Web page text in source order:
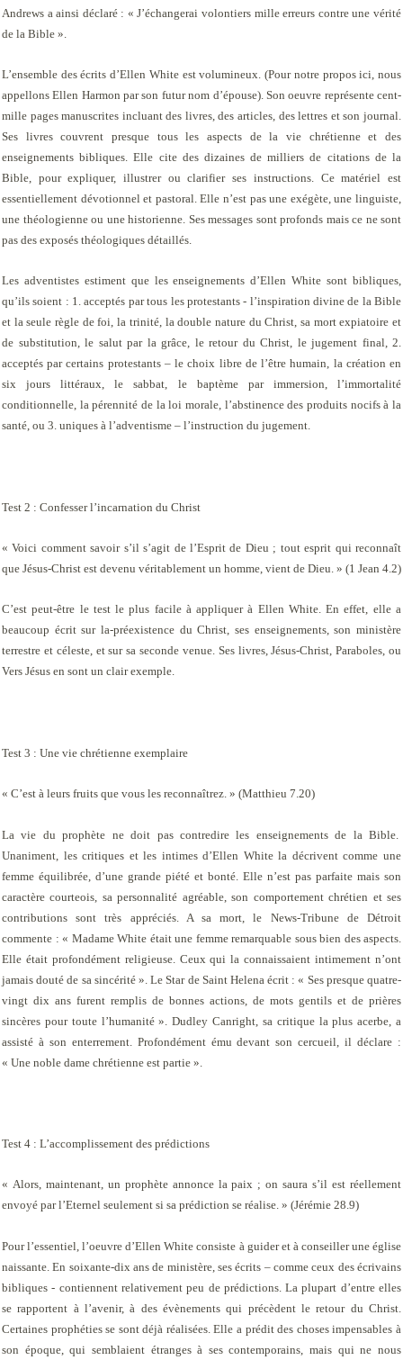
Andrews a ainsi déclaré : « J’échangerai volontiers mille erreurs contre une vérité
de la Bible ».
L’ensemble des écrits d’Ellen White est volumineux.(Pour notre propos ici, nous
appellons Ellen Harmon par son futur nom d’épouse).Son oeuvre représente cent-
mille pages manuscrites incluant des livres, des articles, des lettres et son journal.
Ses livres couvrent presque tous les aspects de la vie chrétienne et des
enseignements bibliques. Elle cite des dizaines de milliers de citations de la
Bible, pour expliquer, illustrer ou clarifier ses instructions. Ce matériel est
essentiellement dévotionnel et pastoral. Elle n’est pas une exégète, une linguiste,
une théologienne ou une historienne. Ses messages sont profonds mais ce ne sont
pas des exposés théologiques détaillés.
Les adventistes estiment que les enseignements d’Ellen White sont bibliques,
qu’ils soient : 1. acceptés par tous les protestants - l’inspiration divine de la Bible
et la seule règle de foi, la trinité, la double nature du Christ, sa mort expiatoire et
de substitution, le salut par la grâce, le retour du Christ, le jugement final, 2.
acceptés par certains protestants –le choix libre de l’être humain, la création en
six jours littéraux, le sabbat, le baptème par immersion, l’immortalité
conditionnelle, la pérennité de la loi morale, l’abstinence des produits nocifs à la
santé, ou 3. uniques à l’adventisme – l’instruction du jugement.
Test 2 : Confesser l’incarnation du Christ
« Voici comment savoir s’il s’agit de l’Esprit de Dieu ; tout esprit qui reconnaît
que Jésus-Christ est devenu véritablement un homme, vient de Dieu. » (1 Jean 4.2)
C’est peut-être le test le plus facile à appliquer à Ellen White. En effet, elle a
beaucoup écrit sur la-préexistence du Christ, ses enseignements, son ministère
terrestre et céleste, et sur sa seconde venue. Ses livres,Jésus-Christ, Paraboles, ou
Vers Jésus en sont un clair exemple.
Test 3 : Une vie chrétienne exemplaire
« C’est à leurs fruits que vous les reconnaîtrez. » (Matthieu 7.20)
La vie du prophète ne doit pas contredire les enseignements de la Bible.
Unaniment, les critiques et les intimes d’Ellen White la décrivent comme une
femme équilibrée, d’une grande piété et bonté. Elle n’est pas parfaite mais son
caractère courteois, sa personnalité agréable, son comportement chrétien et ses
contributions sont très appréciés. A sa mort, le News-Tribunede Détroit
commente : « Madame White était une femme remarquable sous bien des aspects.
Elle était profondément religieuse. Ceux qui la connaissaient intimement n’ont
jamais douté de sa sincérité ». LeStarde Saint Helena écrit : « Ses presque quatre-
vingt dix ans furent remplis de bonnes actions, de mots gentils et de prières
sincères pour toute l’humanité ». Dudley Canright, sa critique la plus acerbe, a
assisté à son enterrement. Profondément ému devant son cercueil, il déclare :
« Une noble dame chrétienne est partie ».
Test 4 : L’accomplissement des prédictions
« Alors, maintenant, un prophète annonce la paix ; on saura s’il est réellement
envoyé par l’Eternel seulement si sa prédiction se réalise. » (Jérémie 28.9)
Pour l’essentiel, l’oeuvre d’Ellen White consiste à guider et à conseiller une église
naissante. En soixante-dix ans de ministère, ses écrits – comme ceux des écrivains
bibliques - contiennent relativement peu de prédictions. La plupart d’entre elles
se rapportent à l’avenir, à des évènements qui précèdent le retour du Christ.
Certaines prophéties se sont déjà réalisées. Elle a prédit des choses impensables à
son époque, qui semblaient étranges à ses contemporains, mais qui ne nous